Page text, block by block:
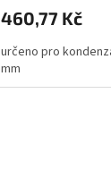
460,77 Kč
určeno pro
mm